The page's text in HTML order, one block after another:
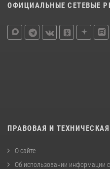
ОФИЦИАЛЬНЫЕ СЕТЕВЫЕ
ПРАВОВАЯ И
О сайте
Об использовании информации